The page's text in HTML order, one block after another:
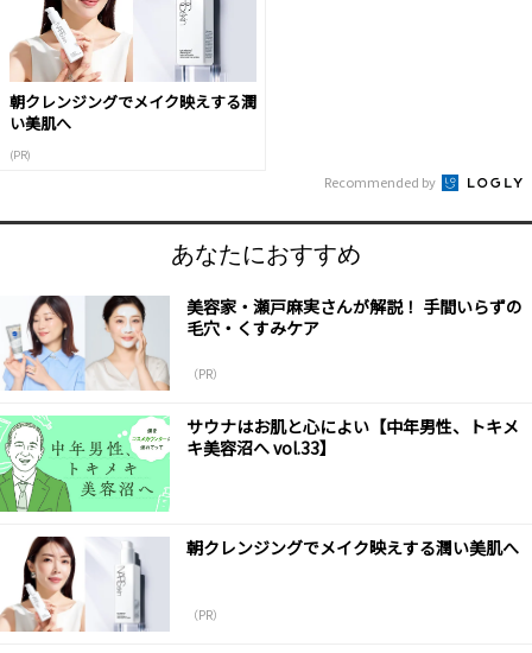
朝クレンジングでメイク映えする潤
い美肌へ
(PR)
Recommended by
あなたにおすすめ
美容家・瀬戸麻実さんが解説！ 手間いらずの
毛穴・くすみケア
（PR）
サウナはお肌と心によい【中年男性、トキメ
キ美容沼へ vol.33】
朝クレンジングでメイク映えする潤い美肌へ
（PR）